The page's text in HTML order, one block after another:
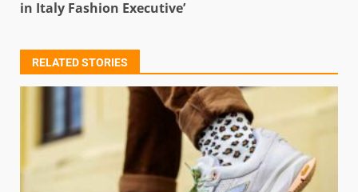
in Italy Fashion Executive’
RELATED STORIES